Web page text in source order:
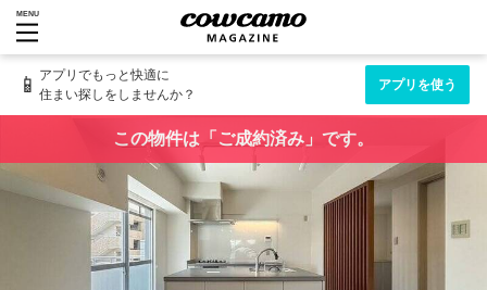
MENU
📱 アプリでもっと快適に
住まい探しをしませんか？
アプリを使う
この物件は「ご成約済み」です。